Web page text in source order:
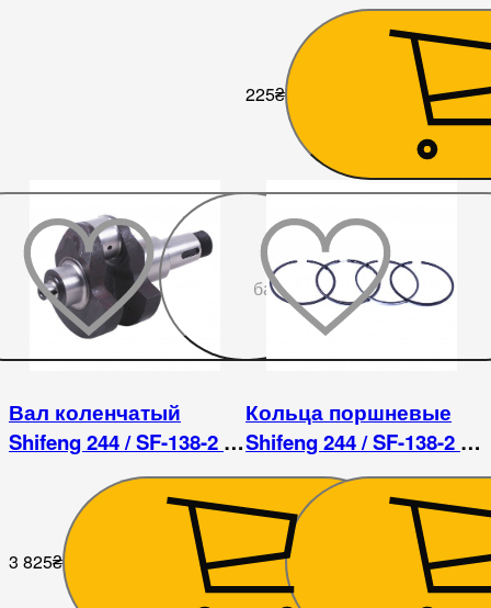
225₴
До
бажаного
Вал коленчатый
Shifeng 244 / SF-138-2 /
3 825₴
Кольца поршневые
Shifeng 244 / SF-138-2 /
ДД 1122ВЭ
405₴